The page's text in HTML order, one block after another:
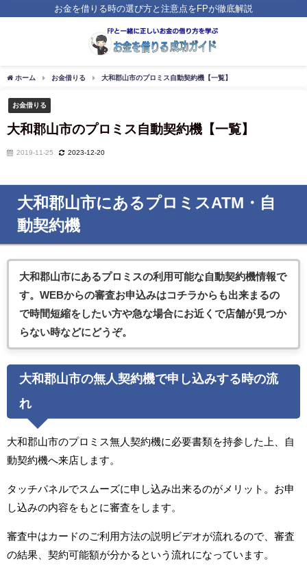
お金を借りる時の選び方と注意点をFPが徹底解説
ホーム お金借りる 大和郡山市のプロミス自動契約機【一覧】
お金借りる
大和郡山市のプロミス自動契約機【一覧】
2019-11-25 2023-12-20
大和郡山市にあるプロミスATM・自
動契約機
大和郡山市にあるプロミスの利用可能な自動契約機情報で
す。WEBからの審査お申込みはコチラからも出来まるの
で時間短縮をしたい方や急な場合にお近くで店舗が見つか
らない時などにどうぞ。
大和郡山市の無人契約機で申し込みする時の流
れ
大和郡山市のプロミス無人契約機に必要書類を持参した上、自
動契約機へ来店します。
タッチパネルでスムーズに申し込み出来るのがメリット。お申
し込みの内容をもとに審査をします。
審査中はカードのご利用方法の説明ビデオが流れるので、審査
の結果、契約可能額が分かるという流れになっています。